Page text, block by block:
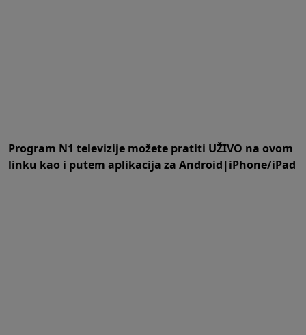
Program N1 televizije možete pratiti UŽIVO na ovom
linku kao i putem aplikacija za Android|iPhone/iPad